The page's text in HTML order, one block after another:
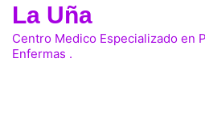
La Uña
Centro Medico Especializado en
Enfermas .